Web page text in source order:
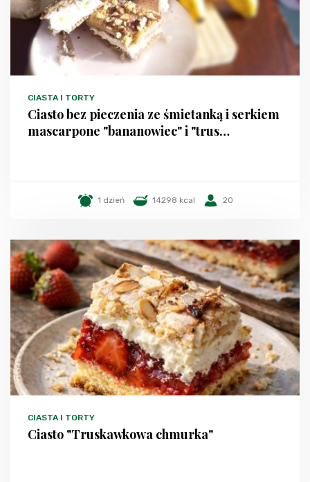
CIASTA I TORTY
Ciasto bez pieczenia ze śmietanką i serkiem
mascarpone "bananowiec" i "trus…
1 dzień 14298 kcal 20
CIASTA I TORTY
Ciasto "Truskawkowa chmurka"